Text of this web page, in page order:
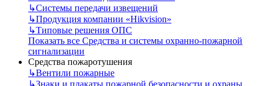
↳Системы передачи извещений
↳Продукция компании «Hikvision»
↳Типовые решения ОПС
Показать все Средства и системы охранно-пожарной
сигнализации
Средства пожаротушения
↳Вентили пожарные
↳Знаки и плакаты пожарной безопасности и охраны